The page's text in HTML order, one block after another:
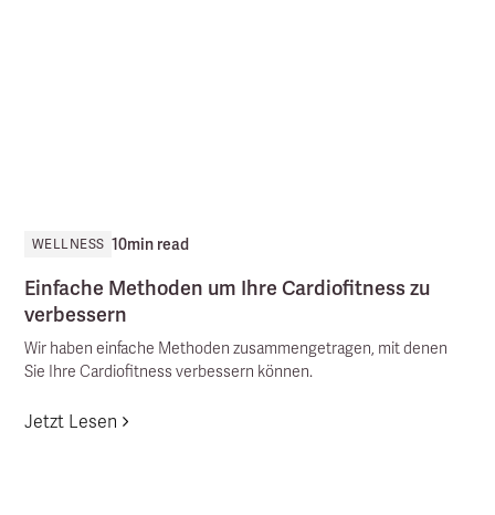
WELLNESS 10min read
Einfache Methoden um Ihre Cardiofitness zu
verbessern
Wir haben einfache Methoden zusammengetragen, mit denen
Sie Ihre Cardiofitness verbessern können.
Jetzt Lesen